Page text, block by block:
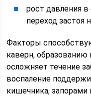
рост давления
переход застоя
Факторы
каверн, образованию
осложняет течение
воспаление
кишечника, запорами